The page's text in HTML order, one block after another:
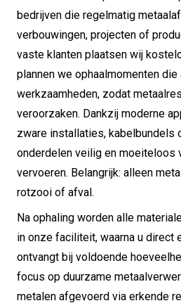
bedrijven die regelmatig
verbouwingen, projecten of
vaste klanten plaatsen wij
plannen we ophaalmomenten die
werkzaamheden, zodat
veroorzaken. Dankzij moderne
zware installaties, kabelbundels
onderdelen veilig en moeiteloos
vervoeren. Belangrijk: alleen
rotzooi of afval.
Na ophaling worden alle
in onze faciliteit, waarna u direct
ontvangt bij voldoende
focus op duurzame
metalen afgevoerd via erkende